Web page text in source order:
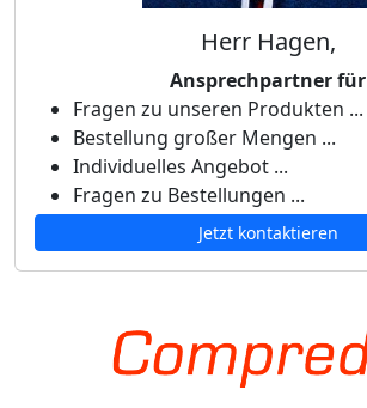
Herr Hagen,
Ansprechpartner für
Fragen zu unseren Produkten ...
Bestellung großer Mengen ...
Individuelles Angebot ...
Fragen zu Bestellungen ...
Jetzt kontaktieren